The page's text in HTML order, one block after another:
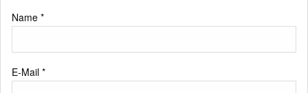
Name *
E-Mail *